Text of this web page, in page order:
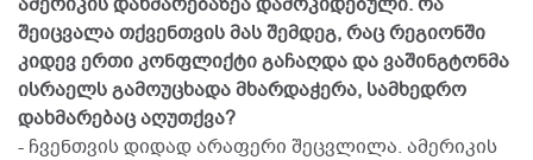
შეიცვალა თქვენთვის მას შემდეგ, რაც რეგიონში
კიდევ ერთი კონფლიქტი გაჩაღდა და ვაშინგტონმა
ისრაელს გამოუცხადა მხარდაჭერა, სამხედრო
დახმარებაც აღუთქვა?
- ჩვენთვის დიდად არაფერი შეცვლილა. ამერიკის